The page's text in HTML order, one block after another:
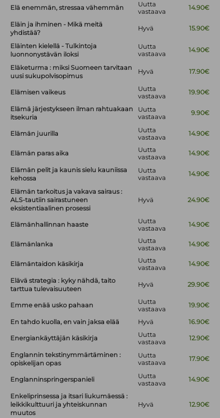
Elä enemmän, stressaa vähemmän
Uutta
vastaava
14.90€
Eläin ja ihminen - Mikä meitä
yhdistää?
Hyvä 15.90€
Eläinten kielellä - Tulkintoja
luonnonystävän iloksi
Uutta
vastaava
14.90€
Eläketurma : miksi Suomeen tarvitaan
uusi sukupolvisopimus
Hyvä 17.90€
Elämisen vaikeus
Uutta
vastaava
19.90€
Elämä järjestykseen ilman rahtuakaan
itsekuria
Uutta
vastaava
9.90€
Elämän juurilla
Uutta
vastaava
14.90€
Elämän paras aika
Uutta
vastaava
14.90€
Elämän pelit ja kaunis sielu kauniissa
kehossa
Uutta
vastaava
14.90€
Elämän tarkoitus ja vakava sairaus :
ALS-tautiin sairastuneen
eksistentiaalinen prosessi
Hyvä 24.90€
Elämänhallinnan haaste
Uutta
vastaava
14.90€
Elämänlanka
Uutta
vastaava
14.90€
Elämäntaidon käsikirja
Uutta
vastaava
14.90€
Elävä strategia : kyky nähdä, taito
tarttua tulevaisuuteen
Hyvä 29.90€
Emme enää usko pahaan
Uutta
vastaava
19.90€
En tahdo kuolla, en vain jaksa elää Hyvä 16.90€
Energiankäyttäjän käsikirja
Uutta
vastaava
12.90€
Englannin tekstinymmärtäminen :
opiskelijan opas
Uutta
vastaava
17.90€
Englanninspringerspanieli
Uutta
vastaava
14.90€
Enkeliprinsessa ja itsari liukumäessä :
leikkikulttuuri ja yhteiskunnan
muutos
Hyvä 12.90€